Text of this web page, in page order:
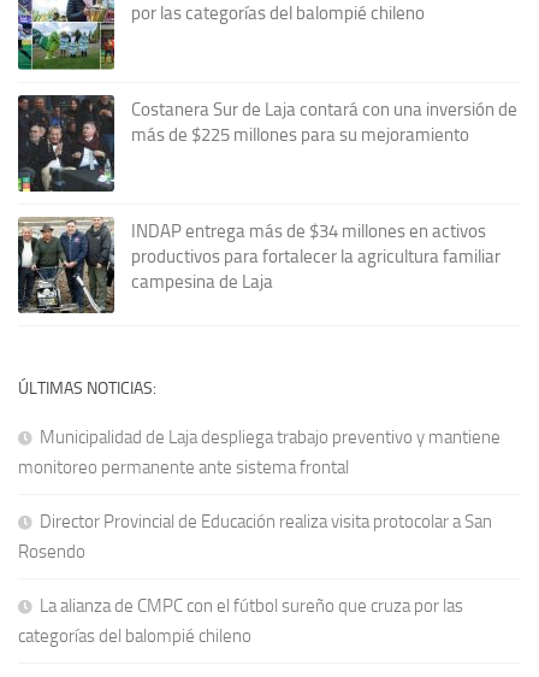
por las categorías del balompié chileno
Costanera Sur de Laja contará con una inversión de
más de $225 millones para su mejoramiento
INDAP entrega más de $34 millones en activos
productivos para fortalecer la agricultura familiar
campesina de Laja
ÚLTIMAS NOTICIAS:
Municipalidad de Laja despliega trabajo preventivo y mantiene
monitoreo permanente ante sistema frontal
Director Provincial de Educación realiza visita protocolar a San
Rosendo
La alianza de CMPC con el fútbol sureño que cruza por las
categorías del balompié chileno